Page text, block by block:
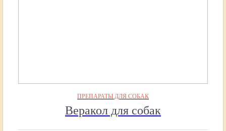
ПРЕПАРАТЫ ДЛЯ СОБАК
Веракол для собак